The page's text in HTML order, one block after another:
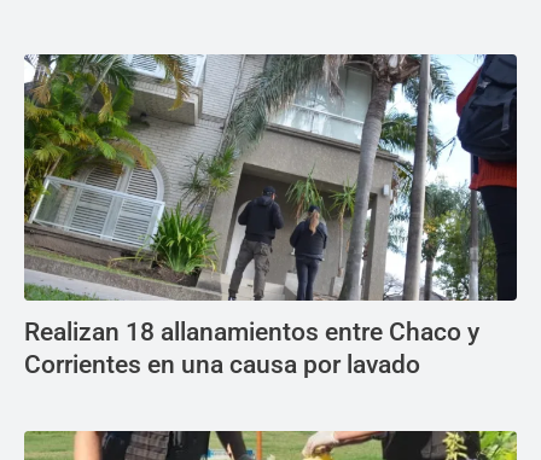
Realizan 18 allanamientos entre Chaco y
Corrientes en una causa por lavado